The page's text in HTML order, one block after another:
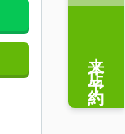
来店予約